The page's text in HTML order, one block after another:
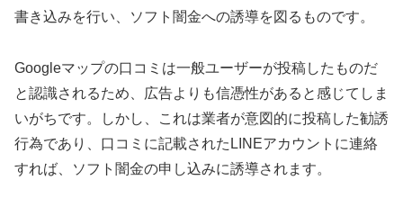
書き込みを行い、ソフト闇金への誘導を図るものです。
Googleマップの口コミは一般ユーザーが投稿したものだ
と認識されるため、広告よりも信憑性があると感じてしま
いがちです。しかし、これは業者が意図的に投稿した勧誘
行為であり、口コミに記載されたLINEアカウントに連絡
すれば、ソフト闇金の申し込みに誘導されます。